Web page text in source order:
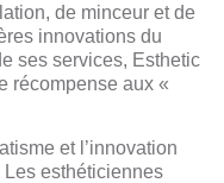
de minceur et de
innovations du
ses services, Esthetic
récompense aux «
et l’innovation
Les esthéticiennes